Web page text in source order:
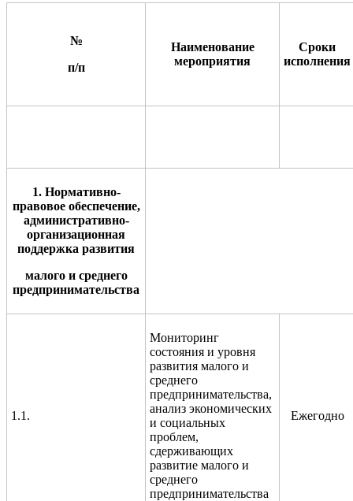
№
п/п
Наименование
мероприятия
Сроки
исполнения
1. Нормативно-
правовое обеспечение,
административно-
организационная
поддержка развития
малого и среднего
предпринимательства
1.1.
Мониторинг
состояния и уровня
развития малого и
среднего
предпринимательства,
анализ экономических
и социальных
проблем,
сдерживающих
развитие малого и
среднего
предпринимательства
Ежегодно